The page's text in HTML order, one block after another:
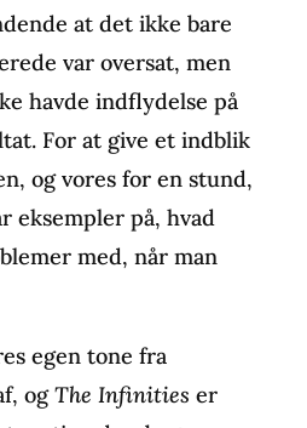
at det ikke bare
var oversat, men
havde indflydelse på
For at give et indblik
og vores for en stund,
eksempler på, hvad
med, når man
egen tone fra
ogThe Infinities er